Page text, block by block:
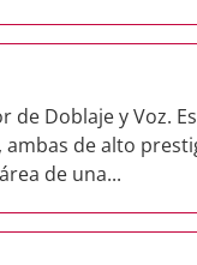
de Doblaje y Voz.
ambas de alto
de una...